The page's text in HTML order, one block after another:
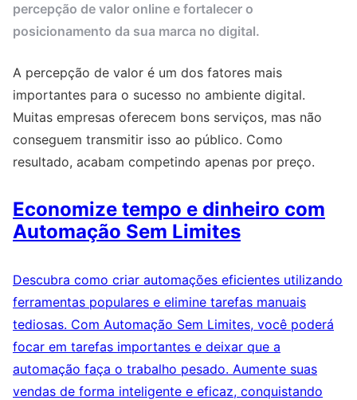
percepção de valor online e fortalecer o
posicionamento da sua marca no digital.
A percepção de valor é um dos fatores mais
importantes para o sucesso no ambiente digital.
Muitas empresas oferecem bons serviços, mas não
conseguem transmitir isso ao público. Como
resultado, acabam competindo apenas por preço.
Economize tempo e dinheiro com
Automação Sem Limites
Descubra como criar automações eficientes utilizando
ferramentas populares e elimine tarefas manuais
tediosas. Com Automação Sem Limites, você poderá
focar em tarefas importantes e deixar que a
automação faça o trabalho pesado. Aumente suas
vendas de forma inteligente e eficaz, conquistando